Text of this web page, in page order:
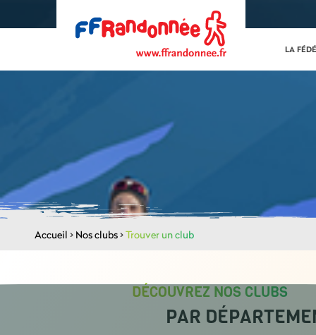
LA
Accueil > Nos clubs>Trouver un club
DÉCOUVREZ NOS CLUBS
PAR